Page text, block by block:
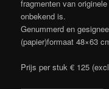
fragmenten van
onbekend is.
Genummerd en
(papier)formaat 48×63
Prijs per stuk € 125